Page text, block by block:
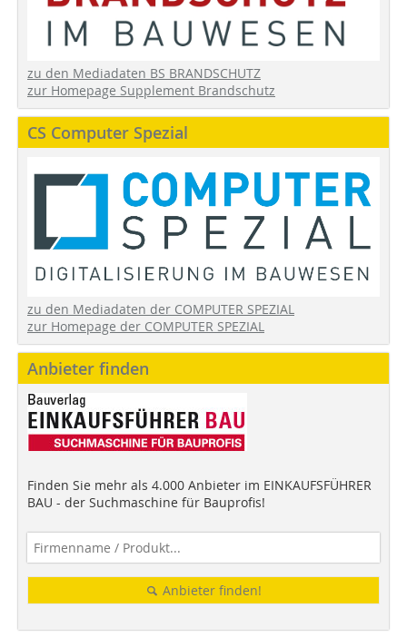
zu den Mediadaten BS BRANDSCHUTZ
zur Homepage Supplement Brandschutz
CS Computer Spezial
zu den Mediadaten der COMPUTER SPEZIAL
zur Homepage der COMPUTER SPEZIAL
Anbieter finden
Finden Sie mehr als 4.000 Anbieter im EINKAUFSFÜHRER
BAU - der Suchmaschine für Bauprofis!
Anbieter finden!